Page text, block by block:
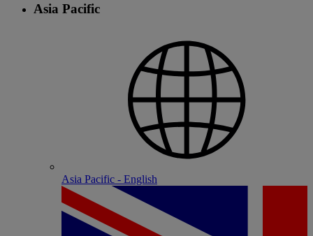
Asia Pacific
Asia Pacific - English